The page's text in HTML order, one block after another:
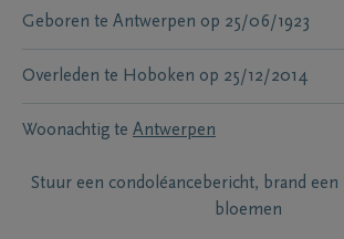
Geboren te Antwerpen op 25/06/1923
Overleden te Hoboken op 25/12/2014
Woonachtig te Antwerpen
Stuur een condoléancebericht, brand een
bloemen